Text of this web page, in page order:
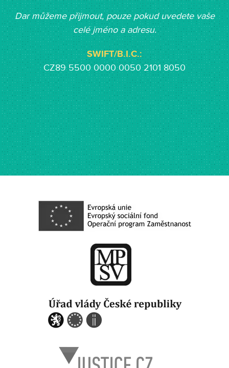
Dar můžeme přijmout, pouze pokud uvedete vaše
celé jméno a adresu.
SWIFT/B.I.C.:
CZ89 5500 0000 0050 2101 8050